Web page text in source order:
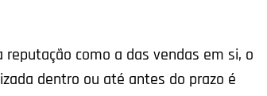
como a das vendas em si, o
dentro ou até antes do prazo é